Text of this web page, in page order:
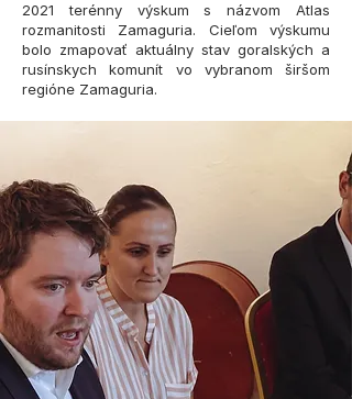
2021 terénny výskum s názvom Atlas
rozmanitosti Zamaguria. Cieľom výskumu
bolo zmapovať aktuálny stav goralských a
rusínskych komunít vo vybranom širšom
regióne Zamaguria.